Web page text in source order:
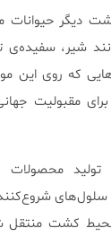
دیگر حیوانات
شیر،
که روی این
مقبولیت
محصولات
کشت منتقل